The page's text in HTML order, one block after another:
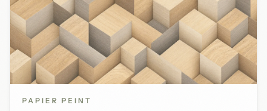
PAPIER PEINT